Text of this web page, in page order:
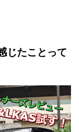
じたことって